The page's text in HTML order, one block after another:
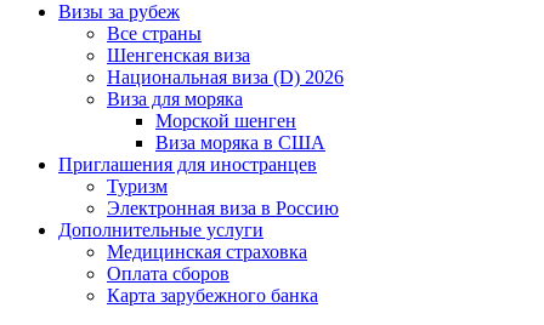
Визы за рубеж
Все страны
Шенгенская виза
Национальная виза (D) 2026
Виза для моряка
Морской шенген
Виза моряка в США
Приглашения для иностранцев
Туризм
Электронная виза в Россию
Дополнительные услуги
Медицинская страховка
Оплата сборов
Карта зарубежного банка